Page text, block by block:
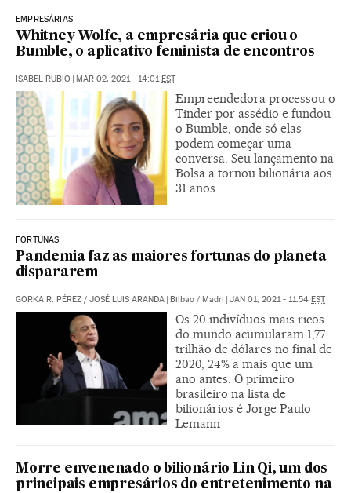
EMPRESÁRIAS
Whitney Wolfe, a empresária que criou o
Bumble, o aplicativo feminista de encontros
ISABEL RUBIO MAR 02, 2021 - 14:01 EST
Empreendedora processou o
Tinder por assédio e fundou
o Bumble, onde só elas
podem começar uma
conversa. Seu lançamento na
Bolsa a tornou bilionária aos
31 anos
FORTUNAS
Pandemia faz as maiores fortunas do planeta
dispararem
GORKA R. PÉREZ / JOSÉ LUIS ARANDA Bilbao / Madri JAN 01, 2021 - 11:54 EST
Os 20 indivíduos mais ricos
do mundo acumularam 1,77
trilhão de dólares no final de
2020, 24% a mais que um
ano antes. O primeiro
brasileiro na lista de
bilionários é Jorge Paulo
Lemann
Morre envenenado o bilionário Lin Qi, um dos
principais empresários do entretenimento na